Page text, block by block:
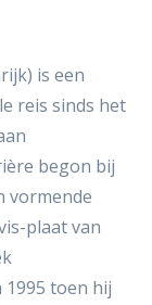
is een
reis sinds het
begon bij
vormende
plaat van
toen hij